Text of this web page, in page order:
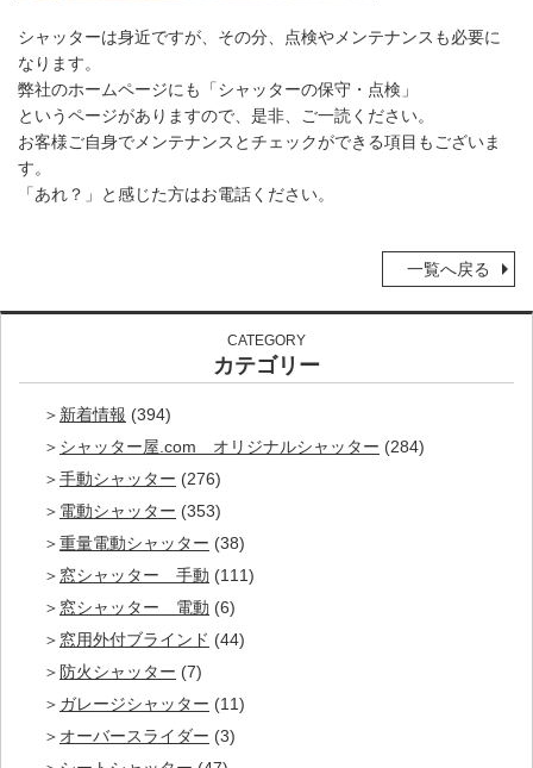
シャッターは身近ですが、その分、点検やメンテナンスも必要に
なります。
弊社のホームページにも「シャッターの保守・点検 」
というページがありますので、是非、ご一読ください。
お客様ご自身でメンテナンスとチェックができる項目もございま
す。
「あれ？」と感じた方はお電話ください。
一覧へ戻る
CATEGORY
カテゴリー
新着情報 (394)
シャッター屋.com オリジナルシャッター (284)
手動シャッター (276)
電動シャッター (353)
重量電動シャッター (38)
窓シャッター 手動 (111)
窓シャッター 電動 (6)
窓用外付ブラインド (44)
防火シャッター (7)
ガレージシャッター (11)
オーバースライダー (3)